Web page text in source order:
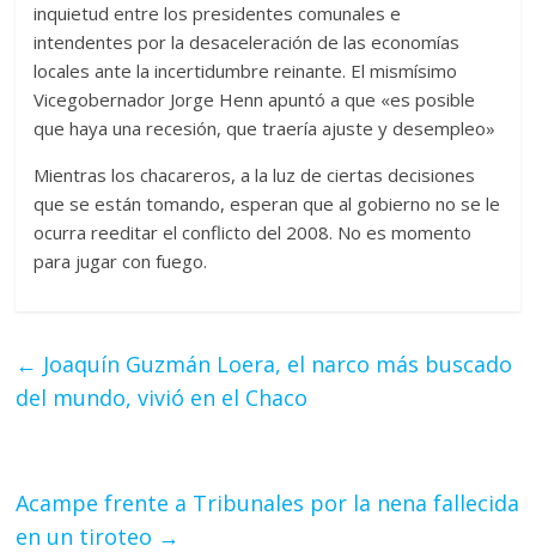
inquietud entre los presidentes comunales e
intendentes por la desaceleración de las economías
locales ante la incertidumbre reinante. El mismísimo
Vicegobernador Jorge Henn apuntó a que «es posible
que haya una recesión, que traería ajuste y desempleo»
Mientras los chacareros, a la luz de ciertas decisiones
que se están tomando, esperan que al gobierno no se le
ocurra reeditar el conflicto del 2008. No es momento
para jugar con fuego.
← Joaquín Guzmán Loera, el narco más buscado
del mundo, vivió en el Chaco
Acampe frente a Tribunales por la nena fallecida
en un tiroteo →